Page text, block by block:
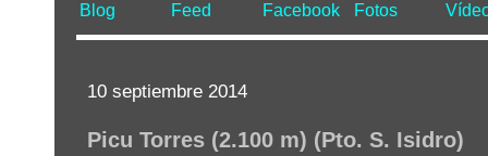
Blog Feed Facebook Fotos
10 septiembre 2014
Picu Torres (2.100 m) (Pto. S. Isidro)